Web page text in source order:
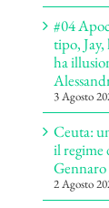
#04
tipo,
ha
3 Agosto
Ceuta:
il regime
2 Agosto